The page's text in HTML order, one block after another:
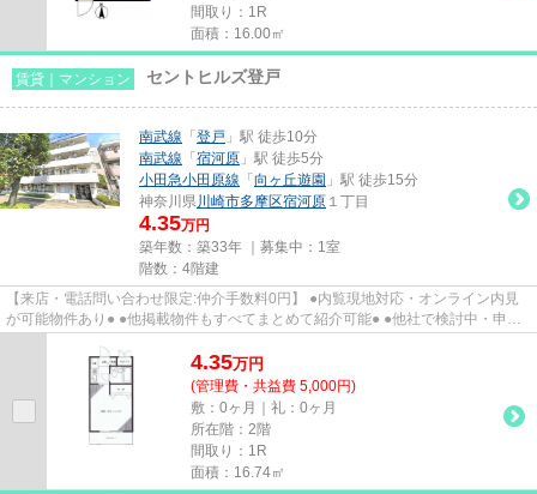
間取り：1R
面積：16.00㎡
賃貸｜マンション セントヒルズ登戸
南武線 「 登戸 」駅 徒歩10分
南武線 「 宿河原 」駅 徒歩5分
小田急小田原線 「 向ヶ丘遊園 」駅 徒歩15分
神奈川県川崎市多摩区宿河原 １丁目
4.35万円
築年数：築33年 ｜募集中： 1室
階数：4階建
【来店・電話問い合わせ限定:仲介手数料0円】 ●内覧現地対応・オンライン内見
が可能物件あり● ●他掲載物件もすべてまとめて紹介可能● ●他社で検討中・申込
4.35万円
(管理費・共益費 5,000円)
敷：0ヶ月｜礼：0ヶ月
所在階：2階
間取り：1R
面積：16.74㎡